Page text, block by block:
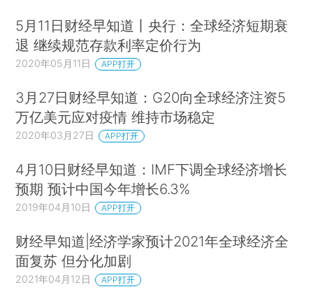
5月11日财经早知道丨央行：全球经济短期衰
退 继续规范存款利率定价行为
2020年05月11日 APP打开
3月27日财经早知道：G20向全球经济注资5
万亿美元应对疫情 维持市场稳定
2020年03月27日 APP打开
4月10日财经早知道：IMF下调全球经济增长
预期 预计中国今年增长6.3%
2019年04月10日 APP打开
财经早知道|经济学家预计2021年全球经济全
面复苏 但分化加剧
2021年04月12日 APP打开